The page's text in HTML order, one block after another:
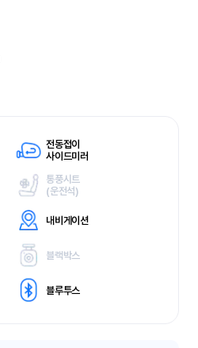
전동접이
사이드미러
통풍시트
(운전석)
내비게이션
블랙박스
블루투스